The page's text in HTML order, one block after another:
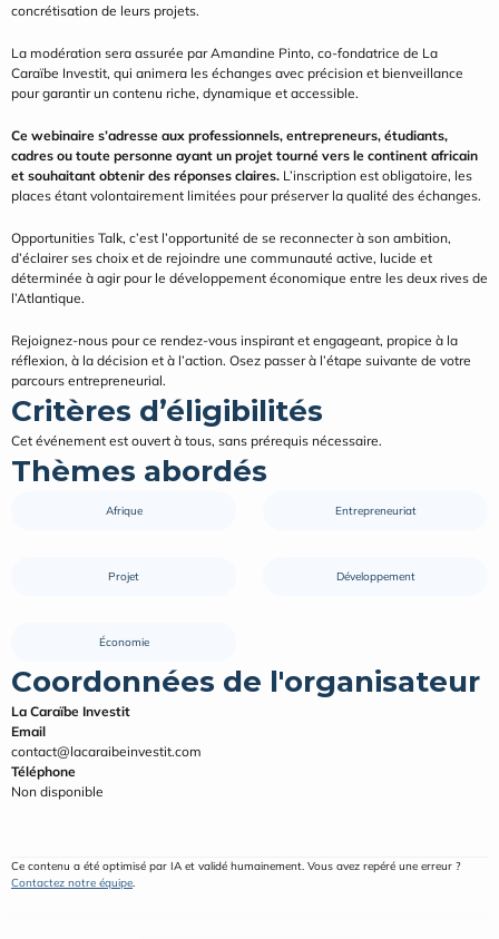
concrétisation de leurs projets.
La modération sera assurée par Amandine Pinto, co-fondatrice de La
Caraïbe Investit, qui animera les échanges avec précision et bienveillance
pour garantir un contenu riche, dynamique et accessible.
Ce webinaire s’adresse aux professionnels, entrepreneurs, étudiants,
cadres ou toute personne ayant un projet tourné vers le continent africain
et souhaitant obtenir des réponses claires. L’inscription est obligatoire, les
places étant volontairement limitées pour préserver la qualité des échanges.
Opportunities Talk, c’est l’opportunité de se reconnecter à son ambition,
d’éclairer ses choix et de rejoindre une communauté active, lucide et
déterminée à agir pour le développement économique entre les deux rives de
l’Atlantique.
Rejoignez-nous pour ce rendez-vous inspirant et engageant, propice à la
réflexion, à la décision et à l’action. Osez passer à l’étape suivante de votre
parcours entrepreneurial.
Critères d’éligibilités
Cet événement est ouvert à tous, sans prérequis nécessaire.
Thèmes abordés
Afrique Entrepreneuriat
Projet Développement
Économie
Coordonnées de l'organisateur
La Caraïbe Investit
Email
contact@lacaraibeinvestit.com
Téléphone
Non disponible
Contactez notre équipe.